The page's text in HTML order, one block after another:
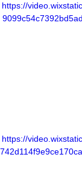
https://
https://